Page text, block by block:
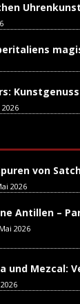
2026
von
2026
Antillen –
2026
und Mezcal: